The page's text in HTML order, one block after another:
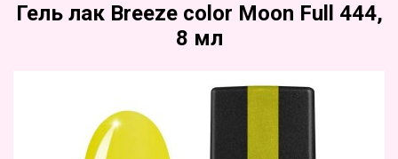
Гель лак Breeze color Moon Full 444,
8 мл